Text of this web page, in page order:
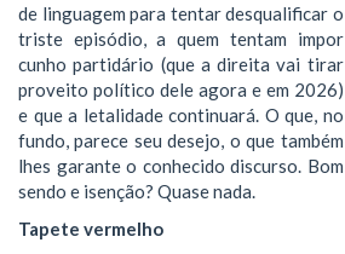
de linguagem para tentar desqualificar o
triste episódio, a quem tentam impor
cunho partidário (que a direita vai tirar
proveito político dele agora e em 2026)
e que a letalidade continuará. O que, no
fundo, parece seu desejo, o que também
lhes garante o conhecido discurso. Bom
sendo e isenção? Quase nada.
Tapete vermelho